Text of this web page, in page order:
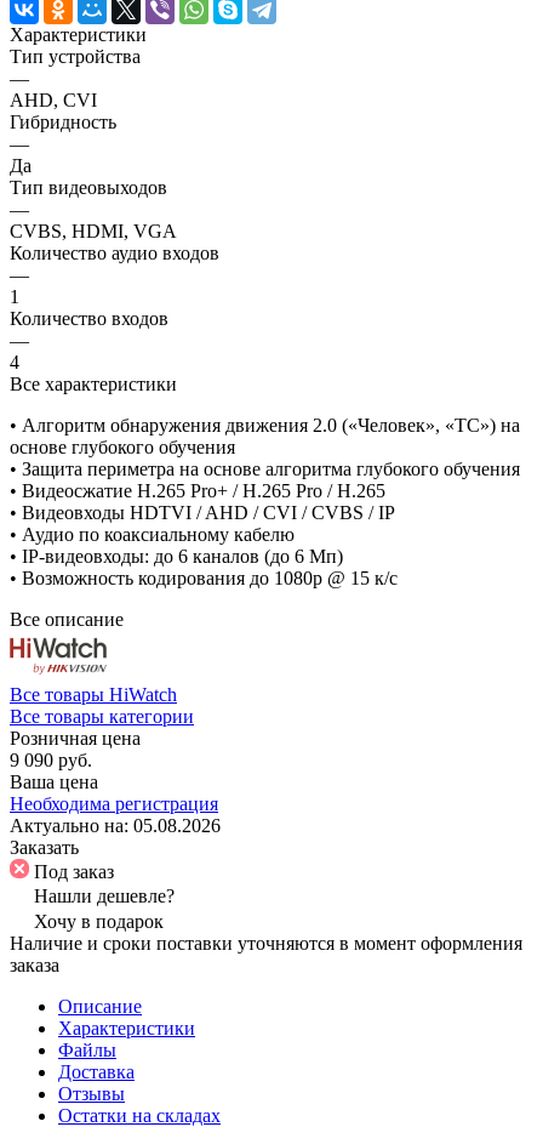
Характеристики
Тип устройства
—
AHD, CVI
Гибридность
—
Да
Тип видеовыходов
—
CVBS, HDMI, VGA
Количество аудио входов
—
1
Количество входов
—
4
Все характеристики
• Алгоритм обнаружения движения 2.0 («Человек», «ТС») на
основе глубокого обучения
• Защита периметра на основе алгоритма глубокого обучения
• Видеосжатие H.265 Pro+ / H.265 Pro / H.265
• Видеовходы HDTVI / AHD / CVI / CVBS / IP
• Аудио по коаксиальному кабелю
• IP-видеовходы: до 6 каналов (до 6 Мп)
• Возможность кодирования до 1080p @ 15 к/с
Все описание
Все товары HiWatch
Все товары категории
Розничная цена
9 090 руб.
Ваша цена
Необходима регистрация
Актуально на: 05.08.2026
Заказать
Под заказ
Нашли дешевле?
Хочу в подарок
Наличие и сроки поставки уточняются в момент оформления
заказа
Описание
Характеристики
Файлы
Доставка
Отзывы
Остатки на складах